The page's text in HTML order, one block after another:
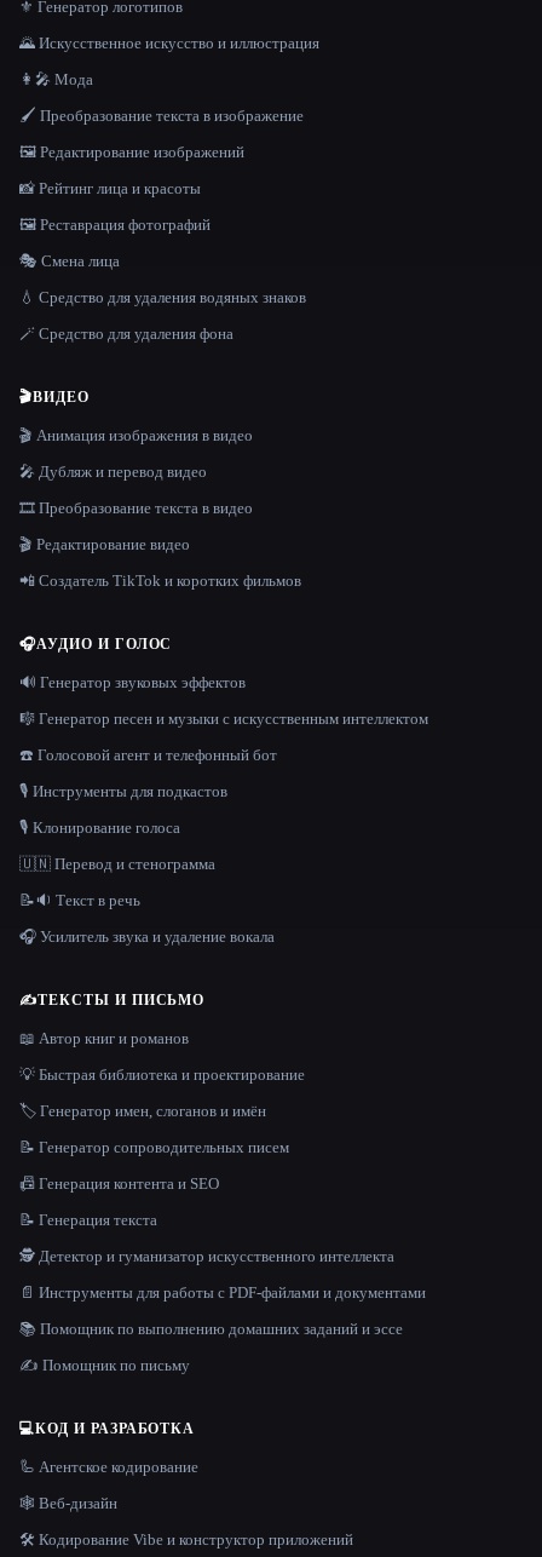
⚜️ Генератор логотипов
🌄 Искусственное искусство и иллюстрация
👩‍🎤 Мода
🖌️ Преобразование текста в изображение
🖼️ Редактирование изображений
📸 Рейтинг лица и красоты
🖼️ Реставрация фотографий
🎭 Смена лица
💧 Средство для удаления водяных знаков
🪄 Средство для удаления фона
🎬ВИДЕО
🎬 Анимация изображения в видео
🎤 Дубляж и перевод видео
🎞️ Преобразование текста в видео
🎬 Редактирование видео
📲 Создатель TikTok и коротких фильмов
🎧АУДИО И ГОЛОС
🔊 Генератор звуковых эффектов
🎼 Генератор песен и музыки с искусственным интеллектом
☎️ Голосовой агент и телефонный бот
🎙️ Инструменты для подкастов
🎙️ Клонирование голоса
🇺🇳 Перевод и стенограмма
📝🔉 Текст в речь
🎧 Усилитель звука и удаление вокала
✍️ТЕКСТЫ И ПИСЬМО
📖 Автор книг и романов
💡 Быстрая библиотека и проектирование
🏷️ Генератор имен, слоганов и имён
📝 Генератор сопроводительных писем
📠 Генерация контента и SEO
📝 Генерация текста
🕵️ Детектор и гуманизатор искусственного интеллекта
📄 Инструменты для работы с PDF-файлами и документами
📚 Помощник по выполнению домашних заданий и эссе
✍️ Помощник по письму
💻КОД И РАЗРАБОТКА
🦾 Агентское кодирование
🕸 Веб-дизайн
🛠️ Кодирование Vibe и конструктор приложений